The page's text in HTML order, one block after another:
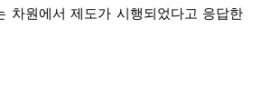
차원에서 제도가 시행되었다고 응답한